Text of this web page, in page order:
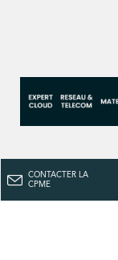
CONTACTER LA
CPME